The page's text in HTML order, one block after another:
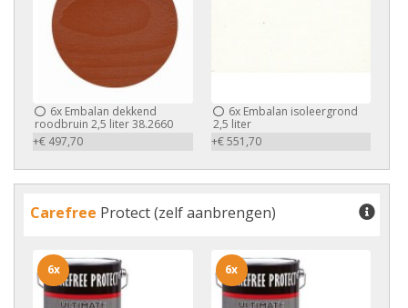
6x Embalan dekkend
roodbruin 2,5 liter 38.2660
+€ 497,70
6xEmbalan isoleergrond
2,5 liter
+€ 551,70
Carefree Protect (zelf aanbrengen)
6x 6x